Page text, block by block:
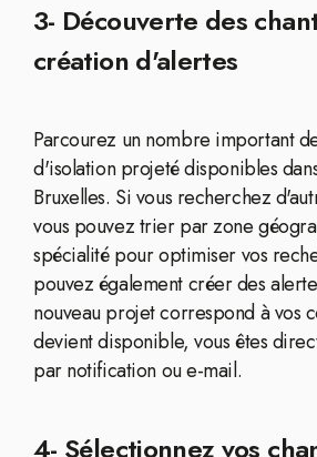
3- Découverte des
création d'alertes
Parcourez un nombre important
d'isolation projeté disponibles
Bruxelles. Si vous recherchez
vous pouvez trier par zone
spécialité pour optimiser vos
pouvez également créer des
nouveau projet correspond à vos
devient disponible, vous êtes
par notification ou e-mail.
4- Sélectionnez vos